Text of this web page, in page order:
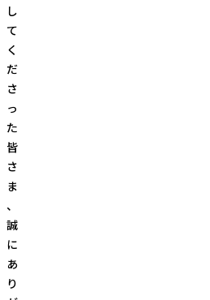
し
て
く
だ
さ
っ
た
皆
さ
ま
、
誠
に
あ
り